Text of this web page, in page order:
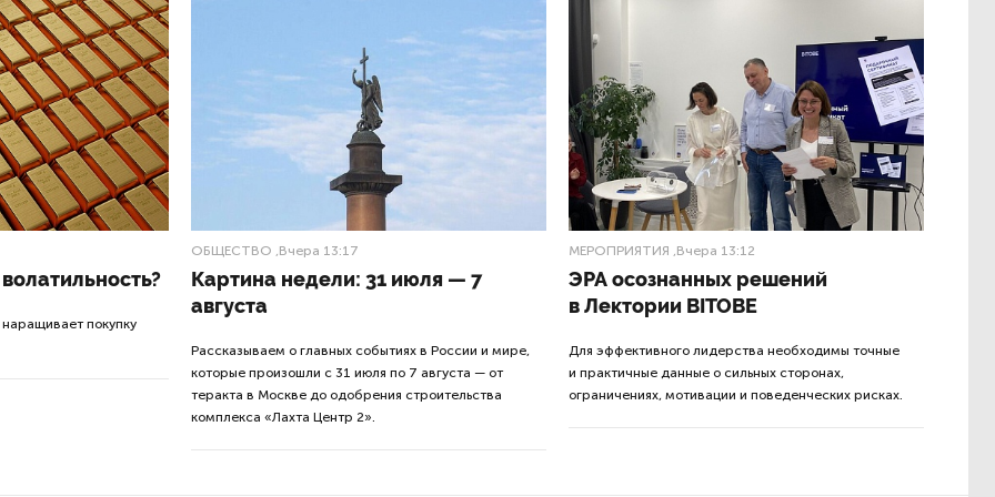
покупку
ОБЩЕСТВО ,Вчера 13:17
Картина недели: 31 июля — 7
августа
Рассказываем о главных событиях в России и мире,
которые произошли с 31 июля по 7 августа — от
теракта в Москве до одобрения строительства
комплекса «Лахта Центр 2».
МЕРОПРИЯТИЯ ,Вчера 13:12
ЭРА осознанных решений
в Лектории BITOBE
Для эффективного лидерства необходимы точные
и практичные данные о сильных сторонах,
ограничениях, мотивации и поведенческих рисках.